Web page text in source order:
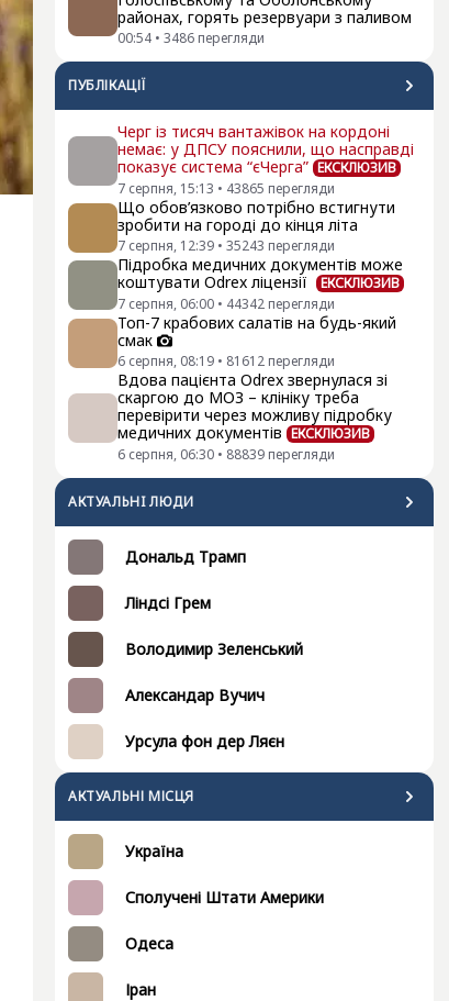
районах, горять резервуари з паливом
00:54 • 3486 перегляди
ПУБЛІКАЦІЇ
Черг із тисяч вантажівок на кордоні
немає: у ДПСУ пояснили, що насправді
показує система “єЧерга” ЕКСКЛЮЗИВ
7 серпня, 15:13 • 43865 перегляди
Що обов’язково потрібно встигнути
зробити на городі до кінця літа
7 серпня, 12:39 • 35243 перегляди
Підробка медичних документів може
коштувати Odrex ліцензії
ЕКСКЛЮЗИВ
7 серпня, 06:00 • 44342 перегляди
Топ-7 крабових салатів на будь-який
смак
6 серпня, 08:19 • 81612 перегляди
Вдова пацієнта Odrex звернулася зі
скаргою до МОЗ – клініку треба
перевірити через можливу підробку
медичних документів ЕКСКЛЮЗИВ
6 серпня, 06:30 • 88839 перегляди
АКТУАЛЬНI ЛЮДИ
Дональд Трамп
Ліндсі Грем
Володимир Зеленський
Александар Вучич
Урсула фон дер Ляєн
АКТУАЛЬНІ МІСЦЯ
Україна
Сполучені Штати Америки
Одеса
Іран